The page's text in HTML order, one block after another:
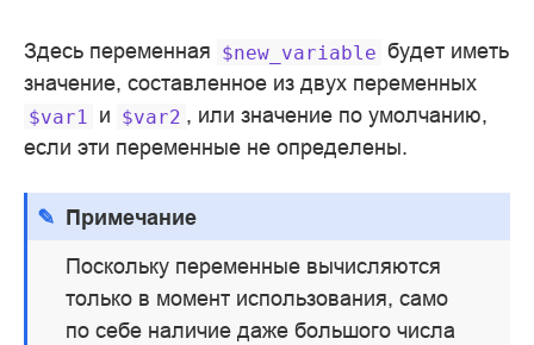
Здесь переменная $new_variable будет иметь
значение, составленное из двух переменных
$var1 и $var2 , или значение по умолчанию,
если эти переменные не определены.
Примечание
Поскольку переменные вычисляются
только в момент использования, само
по себе наличие даже большого числа